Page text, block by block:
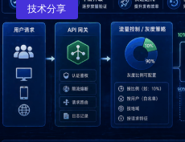
技术分享